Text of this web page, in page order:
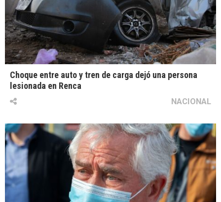
Choque entre auto y tren de carga dejó una persona
lesionada en Renca
NACIONAL